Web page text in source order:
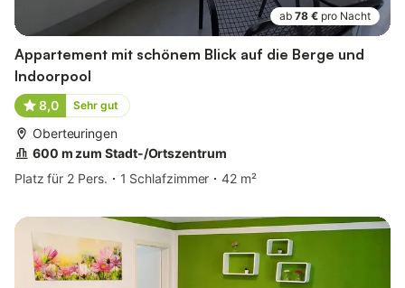
ab 78 € pro Nacht
Appartement mit schönem Blick auf die Berge und
Indoorpool
8,0 Sehr gut
Oberteuringen
600 m zum Stadt-/Ortszentrum
Platz für 2 Pers.
1 Schlafzimmer 42 m²